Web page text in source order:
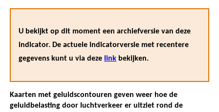
U bekijkt op dit moment een archiefversie van deze
indicator. De actuele indicatorversie met recentere
gegevens kunt u via deze link bekijken.
Kaarten met geluidscontouren geven weer hoe de
geluidbelasting door luchtverkeer er uitziet rond de